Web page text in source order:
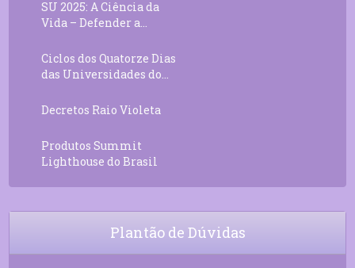
SU 2025: A Ciência da
Vida – Defender a...
Ciclos dos Quatorze Dias
das Universidades do...
Decretos Raio Violeta
Produtos Summit
Lighthouse do Brasil
Plantão de Dúvidas